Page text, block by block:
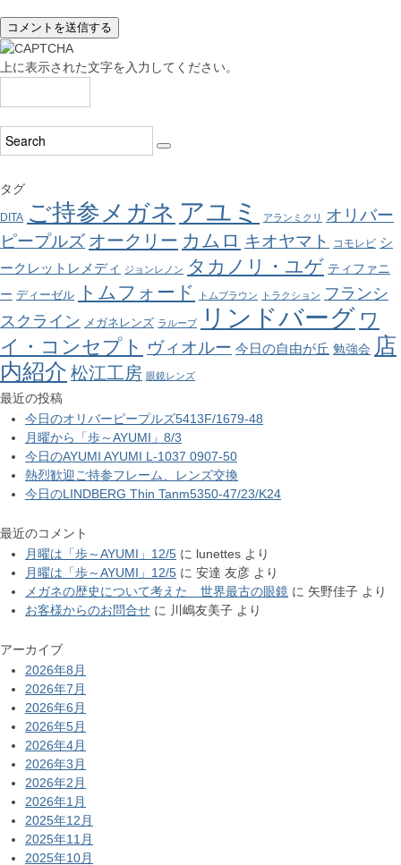
上に表示された文字を入力してください。
タグ
DITA ご持参メガネ アユミ アランミクリ
オリバー
ピープルズ オークリー カムロ キオヤマト コモレビ シ
ークレットレメディ
ジョンレノン タカノリ・ユゲ ティファニ
ー ディーゼル トムフォード トムブラウン トラクション フランシ
スクライン メガネレンズ ラループ リンドバーグ ワ
イ・コンセプト ヴィオルー 今日の自由が丘 勉強会 店
内紹介 松江工房 眼鏡レンズ
最近の投稿
今日のオリバーピープルズ5413F/1679-48
月曜から「歩～AYUMI」8/3
今日のAYUMI AYUMI L-1037 0907-50
熱烈歓迎ご持参フレーム、レンズ交換
今日のLINDBERG Thin Tanm5350-47/23/K24
最近のコメント
月曜は「歩～AYUMI」12/5 に lunettes より
月曜は「歩～AYUMI」12/5 に 安達 友彦 より
メガネの歴史について考えた 世界最古の眼鏡 に 矢野佳子 より
お客様からのお問合せ に 川嶋友美子 より
アーカイブ
2026年8月
2026年7月
2026年6月
2026年5月
2026年4月
2026年3月
2026年2月
2026年1月
2025年12月
2025年11月
2025年10月